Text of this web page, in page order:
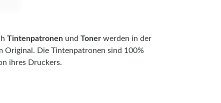
Tintenpatronenund Tonerwerden in der
Original. Die Tintenpatronen sind 100%
ihres Druckers.